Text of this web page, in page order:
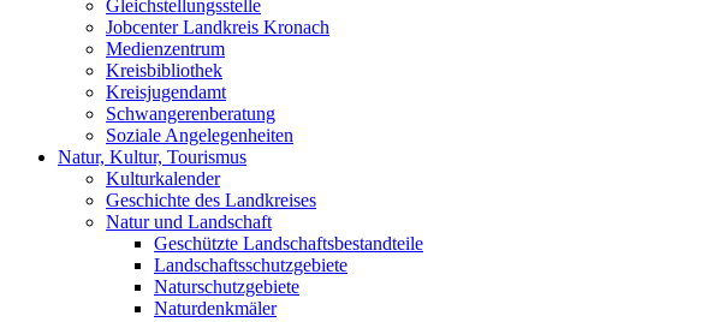
Gleichstellungsstelle
Jobcenter Landkreis Kronach
Medienzentrum
Kreisbibliothek
Kreisjugendamt
Schwangerenberatung
Soziale Angelegenheiten
Natur, Kultur, Tourismus
Kulturkalender
Geschichte des Landkreises
Natur und Landschaft
Geschützte Landschaftsbestandteile
Landschaftsschutzgebiete
Naturschutzgebiete
Naturdenkmäler